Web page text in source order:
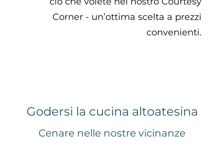
Corner - un’ottima scelta a prezzi
convenienti.
Godersi la cucina altoatesina
Cenare nelle nostre vicinanze